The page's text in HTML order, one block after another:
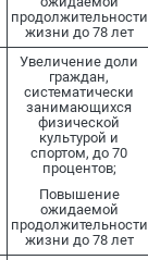
продолжительности
жизни до 78 лет
Увеличение доли
граждан,
систематически
занимающихся
физической
культурой и
спортом, до 70
процентов;
Повышение
ожидаемой
продолжительности
жизни до 78 лет